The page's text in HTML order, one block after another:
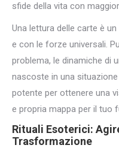
sfide della vita con
Una lettura delle carte è
e con le forze universali.
problema, le dinamiche di
nascoste in una
potente per ottenere una
e propria mappa per il tuo
Rituali Esoterici:
Trasformazione